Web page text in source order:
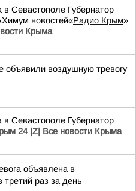
Севастополе Губернатор
новостей«Радио Крым»
Крыма
объявили воздушную тревогу
Севастополе Губернатор
24 |Z| Все новости Крыма
объявлена в
третий раз за день